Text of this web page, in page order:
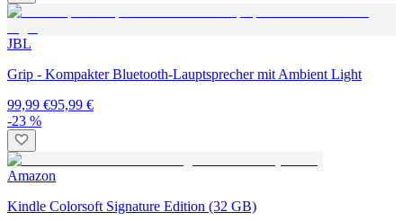
JBL
Grip - Kompakter Bluetooth-Lauptsprecher mit Ambient Light
99,99 €95,99 €
-23 %
Amazon
Kindle Colorsoft Signature Edition (32 GB)